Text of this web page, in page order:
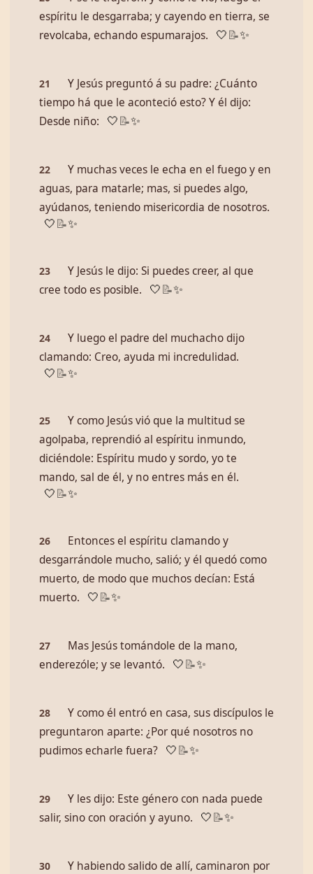
espíritu le desgarraba; y cayendo en tierra, se
revolcaba, echando espumarajos.
🤍 📝✨
21
Y Jesús preguntó á su padre: ¿Cuánto
tiempo há que le aconteció esto? Y él dijo:
Desde niño:
🤍 📝✨
22
Y muchas veces le echa en el fuego y en
aguas, para matarle; mas, si puedes algo,
ayúdanos, teniendo misericordia de nosotros.
🤍 📝✨
23
Y Jesús le dijo: Si puedes creer, al que
cree todo es posible.
🤍 📝✨
24
Y luego el padre del muchacho dijo
clamando: Creo, ayuda mi incredulidad.
🤍 📝✨
25
Y como Jesús vió que la multitud se
agolpaba, reprendió al espíritu inmundo,
diciéndole: Espíritu mudo y sordo, yo te
mando, sal de él, y no entres más en él.
🤍 📝✨
26
Entonces el espíritu clamando y
desgarrándole mucho, salió; y él quedó como
muerto, de modo que muchos decían: Está
muerto.
🤍 📝✨
27
Mas Jesús tomándole de la mano,
enderezóle; y se levantó.
🤍 📝✨
28
Y como él entró en casa, sus discípulos le
preguntaron aparte: ¿Por qué nosotros no
pudimos echarle fuera?
🤍 📝✨
29
Y les dijo: Este género con nada puede
salir, sino con oración y ayuno.
🤍 📝✨
30
Y habiendo salido de allí, caminaron por